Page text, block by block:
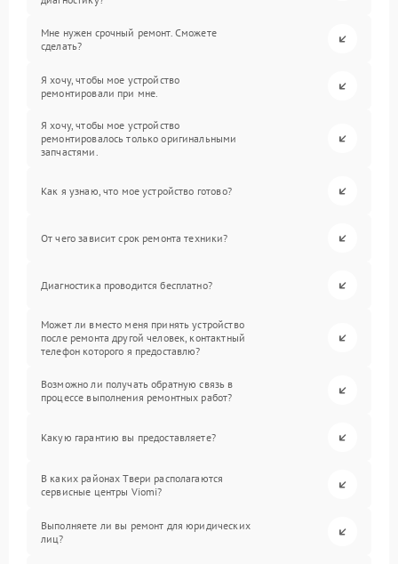
Мне нужен срочный ремонт. Сможете
сделать?
Я хочу, чтобы мое устройство
ремонтировали при мне.
Я хочу, чтобы мое устройство
ремонтировалось только оригинальными
запчастями.
Как я узнаю, что мое устройство готово?
От чего зависит срок ремонта техники?
Диагностика проводится бесплатно?
Может ли вместо меня принять устройство
после ремонта другой человек, контактный
телефон которого я предоставлю?
Возможно ли получать обратную связь в
процессе выполнения ремонтных работ?
Какую гарантию вы предоставляете?
В каких районах Твери располагаются
сервисные центры Viomi?
Выполняете ли вы ремонт для юридических
лиц?